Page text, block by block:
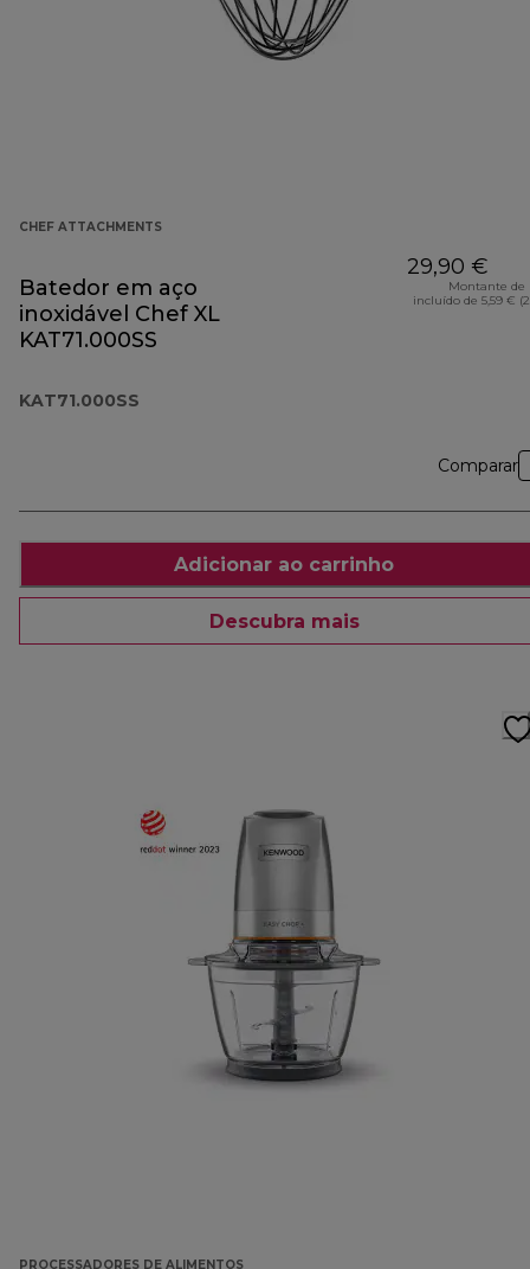
CHEF ATTACHMENTS
Batedor em aço
inoxidável Chef XL
KAT71.000SS
KAT71.000SS
29,90 €
Montante de
incluído de 5,59 €
Comparar
Adicionar ao carrinho
Descubra mais
PROCESSADORES DE ALIMENTOS